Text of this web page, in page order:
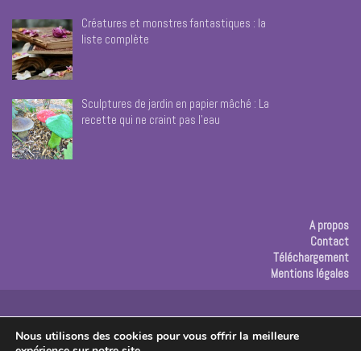
Créatures et monstres fantastiques : la
liste complète
Sculptures de jardin en papier mâché : La
recette qui ne craint pas l’eau
A propos
Contact
Téléchargement
Mentions légales
Nous utilisons des cookies pour vous offrir la meilleure